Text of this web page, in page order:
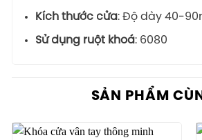
Kích thước cửa: Độ dày 40-
Sử dụng ruột khoá: 6080
SẢN PHẨM